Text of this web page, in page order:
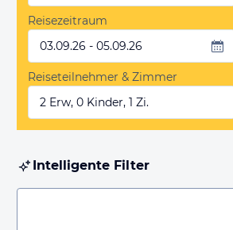
Reisezeitraum
03.09.26 - 05.09.26
Reiseteilnehmer & Zimmer
2 Erw, 0 Kinder, 1 Zi.
Intelligente Filter